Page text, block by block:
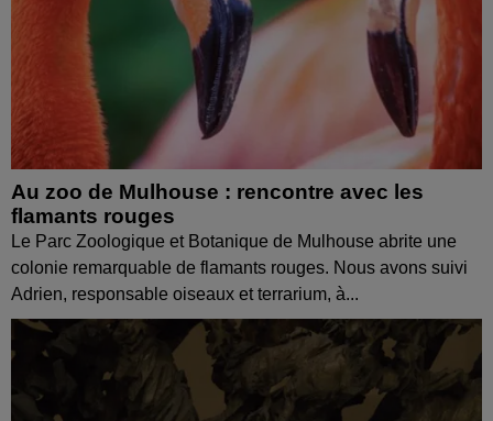
Au zoo de Mulhouse : rencontre avec les
flamants rouges
Le Parc Zoologique et Botanique de Mulhouse abrite une
colonie remarquable de flamants rouges. Nous avons suivi
Adrien, responsable oiseaux et terrarium, à...